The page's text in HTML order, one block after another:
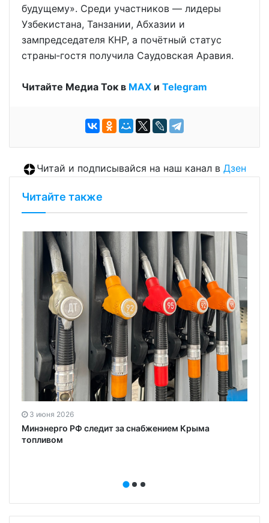
будущему». Среди участников — лидеры
Узбекистана, Танзании, Абхазии и
зампредседателя КНР, а почётный статус
страны‑гостя получила Саудовская Аравия.
Читайте Медиа Ток в МАХ и Telegram
Читай и подписывайся на наш канал в Дзен
Читайте также
3 июня 2026
Минэнерго РФ следит за снабжением Крыма
топливом